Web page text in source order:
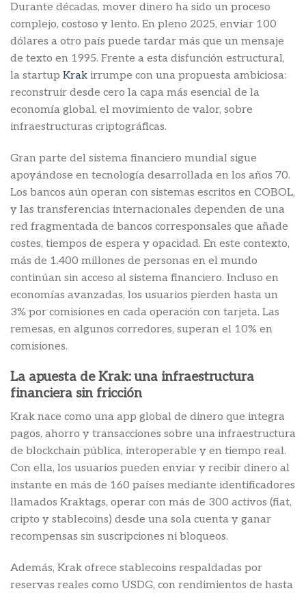
Durante décadas, mover dinero ha sido un proceso
complejo, costoso y lento. En pleno 2025, enviar 100
dólares a otro país puede tardar más que un mensaje
de texto en 1995. Frente a esta disfunción estructural,
la startup Krak irrumpe con una propuesta ambiciosa:
reconstruir desde cero la capa más esencial de la
economía global, el movimiento de valor, sobre
infraestructuras criptográficas.
Gran parte del sistema financiero mundial sigue
apoyándose en tecnología desarrollada en los años 70.
Los bancos aún operan con sistemas escritos en COBOL,
y las transferencias internacionales dependen de una
red fragmentada de bancos corresponsales que añade
costes, tiempos de espera y opacidad. En este contexto,
más de 1.400 millones de personas en el mundo
continúan sin acceso al sistema financiero. Incluso en
economías avanzadas, los usuarios pierden hasta un
3% por comisiones en cada operación con tarjeta. Las
remesas, en algunos corredores, superan el 10% en
comisiones.
La apuesta de Krak: una infraestructura
financiera sin fricción
Krak nace como una app global de dinero que integra
pagos, ahorro y transacciones sobre una infraestructura
de blockchain pública, interoperable y en tiempo real.
Con ella, los usuarios pueden enviar y recibir dinero al
instante en más de 160 países mediante identificadores
llamados Kraktags, operar con más de 300 activos (fiat,
cripto y stablecoins) desde una sola cuenta y ganar
recompensas sin suscripciones ni bloqueos.
Además, Krak ofrece stablecoins respaldadas por
reservas reales como USDG, con rendimientos de hasta